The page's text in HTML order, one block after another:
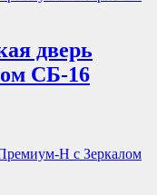
дверь
СБ-16